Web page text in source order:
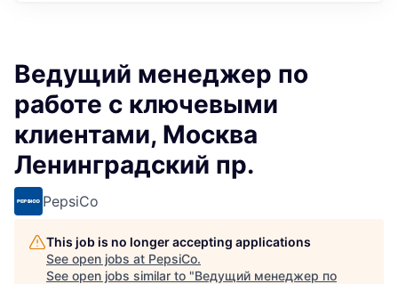
Ведущий менеджер по
работе с ключевыми
клиентами, Москва
Ленинградский пр.
PepsiCo
This job is no longer accepting applications
See open jobs at PepsiCo.
See open jobs similar to "Ведущий менеджер по